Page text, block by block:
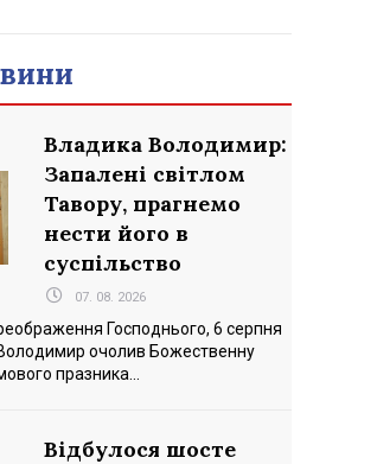
Владика Володимир:
Запалені світлом
Тавору, прагнемо
нести його в
суспільство
07. 08. 2026
Господнього, 6 серпня
очолив Божественну
празника...
Відбулося шосте